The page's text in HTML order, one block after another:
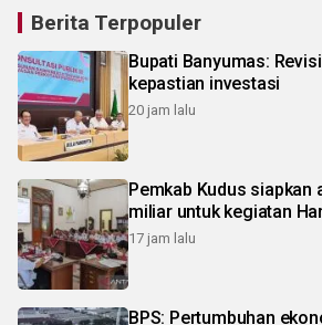
Berita Terpopuler
Bupati Banyumas:
kepastian investasi
20 jam lalu
Pemkab Kudus siapkan
miliar untuk kegiatan
17 jam lalu
BPS: Pertumbuhan